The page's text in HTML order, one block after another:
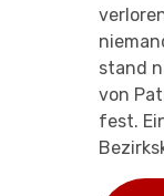
stand
von
fest.